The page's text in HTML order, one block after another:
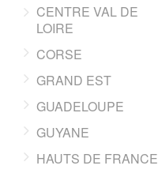
CENTRE VAL DE
LOIRE
CORSE
GRAND EST
GUADELOUPE
GUYANE
HAUTS DE FRANCE